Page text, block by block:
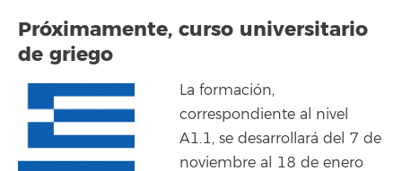
Próximamente, curso universitario
de griego
La formación,
correspondiente al nivel
A1.1, se desarrollará del 7 de
noviembre al 18 de enero